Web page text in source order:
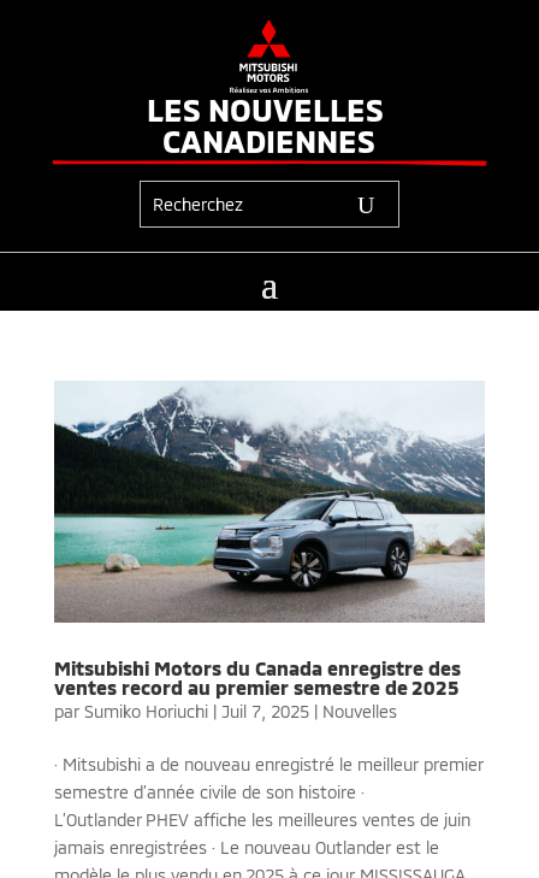
LES NOUVELLES
CANADIENNES
Mitsubishi Motors du Canada enregistre des
ventes record au premier semestre de 2025
par Sumiko Horiuchi| Juil 7, 2025| Nouvelles
· Mitsubishi a de nouveau enregistré le meilleur premier
semestre d’année civile de son histoire ·
L’Outlander PHEV affiche les meilleures ventes de juin
jamais enregistrées · Le nouveau Outlander est le